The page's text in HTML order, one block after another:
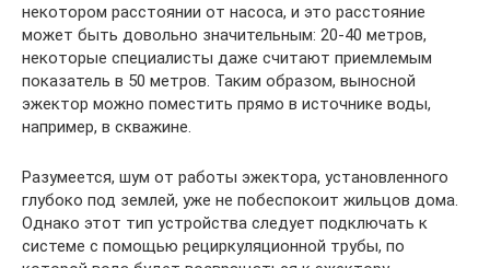
некотором расстоянии от насоса, и это расстояние
может быть довольно значительным: 20-40 метров,
некоторые специалисты даже считают приемлемым
показатель в 50 метров. Таким образом, выносной
эжектор можно поместить прямо в источнике воды,
например, в скважине.
Разумеется, шум от работы эжектора, установленного
глубоко под землей, уже не побеспокоит жильцов дома.
Однако этот тип устройства следует подключать к
системе с помощью рециркуляционной трубы, по